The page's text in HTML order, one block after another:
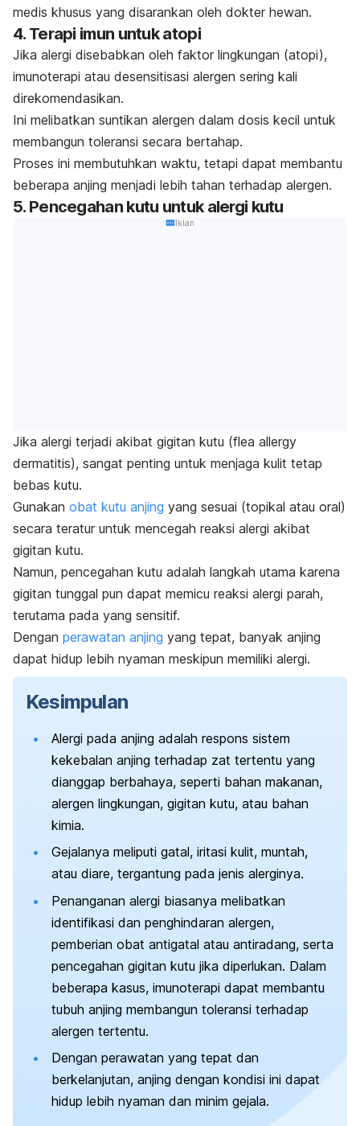
medis khusus yang disarankan oleh dokter hewan.
4. Terapi imun untuk atopi
Jika alergi disebabkan oleh faktor lingkungan (atopi),
imunoterapi atau desensitisasi alergen sering kali
direkomendasikan.
Ini melibatkan suntikan alergen dalam dosis kecil untuk
membangun toleransi secara bertahap.
Proses ini membutuhkan waktu, tetapi dapat membantu
beberapa anjing menjadi lebih tahan terhadap alergen.
5. Pencegahan kutu untuk alergi kutu
Iklan
Jika alergi terjadi akibat gigitan kutu (flea allergy
dermatitis), sangat penting untuk menjaga kulit tetap
bebas kutu.
Gunakan obat kutu anjing yang sesuai (topikal atau oral)
secara teratur untuk mencegah reaksi alergi akibat
gigitan kutu.
Namun, pencegahan kutu adalah langkah utama karena
gigitan tunggal pun dapat memicu reaksi alergi parah,
terutama pada yang sensitif.
Dengan perawatan anjing yang tepat, banyak anjing
dapat hidup lebih nyaman meskipun memiliki alergi.
Kesimpulan
Alergi pada anjing adalah respons sistem
kekebalan anjing terhadap zat tertentu yang
dianggap berbahaya, seperti bahan makanan,
alergen lingkungan, gigitan kutu, atau bahan
kimia.
Gejalanya meliputi gatal, iritasi kulit, muntah,
atau diare, tergantung pada jenis alerginya.
Penanganan alergi biasanya melibatkan
identifikasi dan penghindaran alergen,
pemberian obat antigatal atau antiradang, serta
pencegahan gigitan kutu jika diperlukan. Dalam
beberapa kasus, imunoterapi dapat membantu
tubuh anjing membangun toleransi terhadap
alergen tertentu.
Dengan perawatan yang tepat dan
berkelanjutan, anjing dengan kondisi ini dapat
hidup lebih nyaman dan minim gejala.